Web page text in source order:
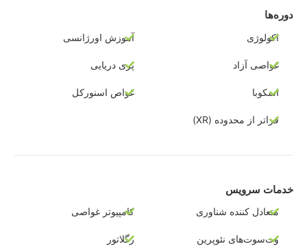
دوره‌ها
اکولوژی آموزش اورژانسی
غواصی آزاد پری دریایی
اسکوبا غواص اسنورکل
فراتر از محدوده (XR)
خدمات سرویس
متعادل کننده شناوری کامپیوتر غواصی
وت‌سوت‌های نئوپرین رگلاتور